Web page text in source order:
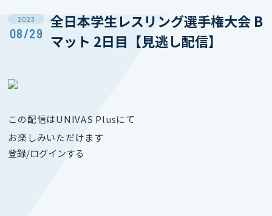
2023
08/29
全日本学生レスリング選手権大会 B
マット 2日目【見逃し配信】
この配信はUNIVAS Plusにて
お楽しみいただけます
登録/ログインする